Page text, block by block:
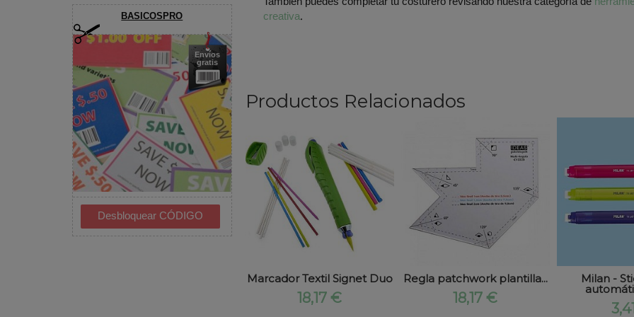
BASICOSPRO
Envíos
gratis
creativa.
Productos Relacionados
Marcador Textil Signet Duo
18,17 €
Regla patchwork plantilla...
18,17 €
Milan -